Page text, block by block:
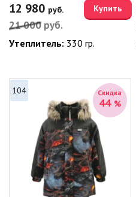
12 980 руб.
21 000 руб.
Купить
Утеплитель: 330 гр.
Скидка
44 %
104